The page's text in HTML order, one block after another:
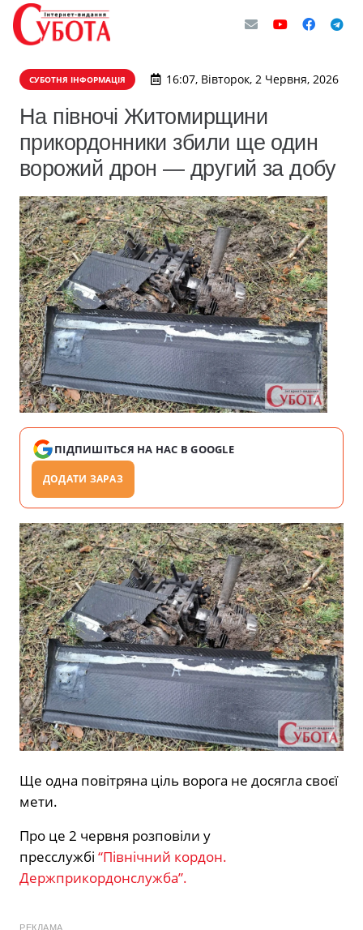
СУБОТНЯ ІНФОРМАЦІЯ 16:07, Вівторок, 2 Червня, 2026
На півночі Житомирщини
прикордонники збили ще один
ворожий дрон — другий за добу
ПІДПИШІТЬСЯ НА НАС В GOOGLE
ДОДАТИ ЗАРАЗ
Ще одна повітряна ціль ворога не досягла своєї
мети.
Про це 2 червня розповіли у
пресслужбі “Північний кордон.
Держприкордонслужба”.
РЕКЛАМА